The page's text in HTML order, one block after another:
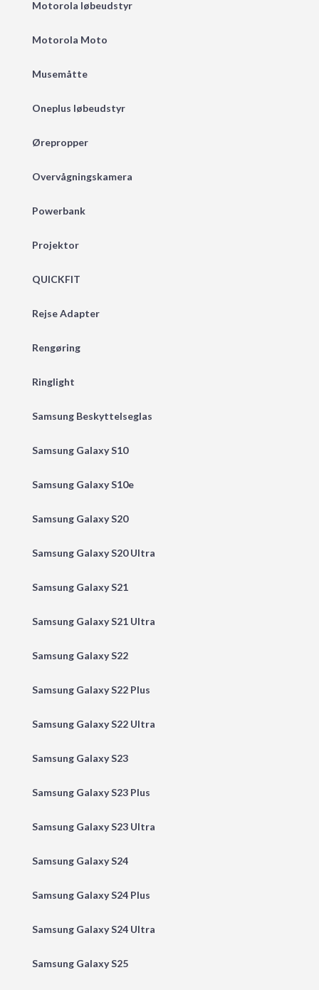
Motorola løbeudstyr
Motorola Moto
Musemåtte
Oneplus løbeudstyr
Ørepropper
Overvågningskamera
Powerbank
Projektor
QUICKFIT
Rejse Adapter
Rengøring
Ringlight
Samsung Beskyttelseglas
Samsung Galaxy S10
Samsung Galaxy S10e
Samsung Galaxy S20
Samsung Galaxy S20 Ultra
Samsung Galaxy S21
Samsung Galaxy S21 Ultra
Samsung Galaxy S22
Samsung Galaxy S22 Plus
Samsung Galaxy S22 Ultra
Samsung Galaxy S23
Samsung Galaxy S23 Plus
Samsung Galaxy S23 Ultra
Samsung Galaxy S24
Samsung Galaxy S24 Plus
Samsung Galaxy S24 Ultra
Samsung Galaxy S25